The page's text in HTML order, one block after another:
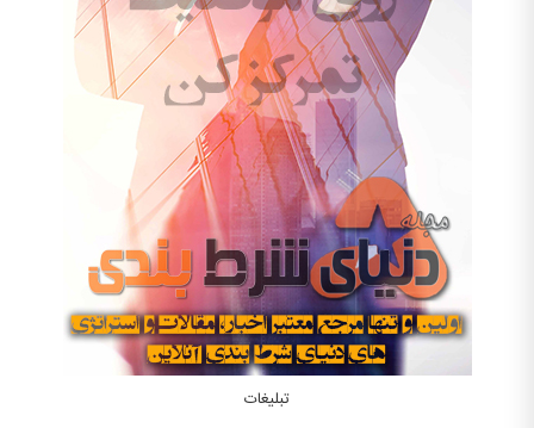
تبلیغات